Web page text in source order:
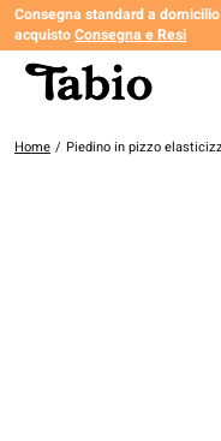
Consegna standard a
acquistoConsegna e Resi
Home / Piedino in pizzo